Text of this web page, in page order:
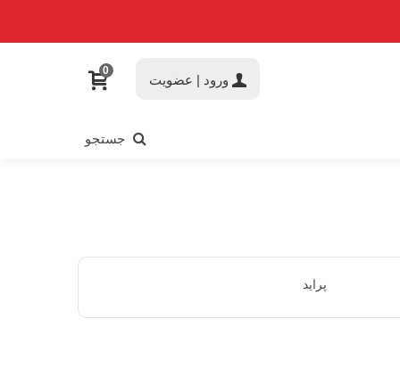
ورود | عضویت
0
جستجو
پراید